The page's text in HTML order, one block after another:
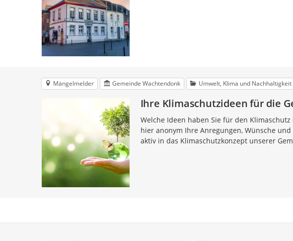
Mängelmelder Gemeinde Wachtendonk Umwelt, Klima und Nachhaltigkeit
Ihre Klimaschutzideen für die
Welche Ideen haben Sie für den
hier anonym Ihre Anregungen, Wünsche
aktiv in das Klimaschutzkonzept unserer